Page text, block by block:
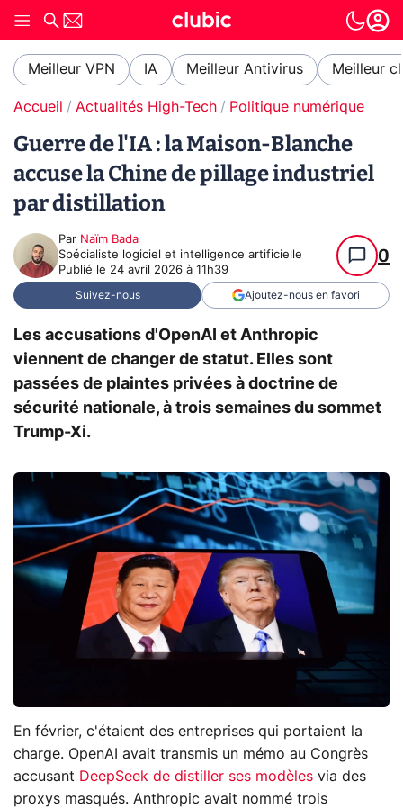
Meilleur VPN IA Meilleur Antivirus Meilleur
Accueil Actualités High-Tech Politique numérique
Guerre de l'IA : la Maison-Blanche
accuse la Chine de pillage industriel
par distillation
Par Naïm Bada
Spécialiste logiciel et intelligence artificielle
Publié le 24 avril 2026 à 11h39
0
Suivez-nous Ajoutez-nous en favori
Les accusations d'OpenAI et Anthropic
viennent de changer de statut. Elles sont
passées de plaintes privées à doctrine de
sécurité nationale, à trois semaines du sommet
Trump-Xi.
En février, c'étaient des entreprises qui portaient la
charge. OpenAI avait transmis un mémo au Congrès
accusant DeepSeek de distiller ses modèles via des
proxys masqués. Anthropic avait nommé trois